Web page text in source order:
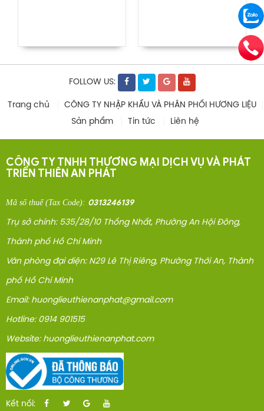
FOLLOW US:
Trang chủ
CÔNG TY NHẬP KHẨU VÀ PHÂN PHỐI HƯƠNG LIỆU
Sản phẩm
Tin tức Liên hệ
CÔNG TY TNHH THƯƠNG MẠI DỊCH VỤ VÀ PHÁT
TRIỂN THIÊN AN PHÁT
Mã số thuế(Tax Code): 0313246139
Trụ sở chính: 535/28/10 Thống Nhất, Phường An Hội Đông,
Thành phố Hồ Chí Minh
Văn phòng đại diện: N29 Lê Thị Riêng, Phường Thới An, Thành
phố Hồ Chí Minh
Email: huonglieuthienanphat@gmail.com
Hotline: 0914 901515
Website: huonglieuthienanphat.com
Kết nối: